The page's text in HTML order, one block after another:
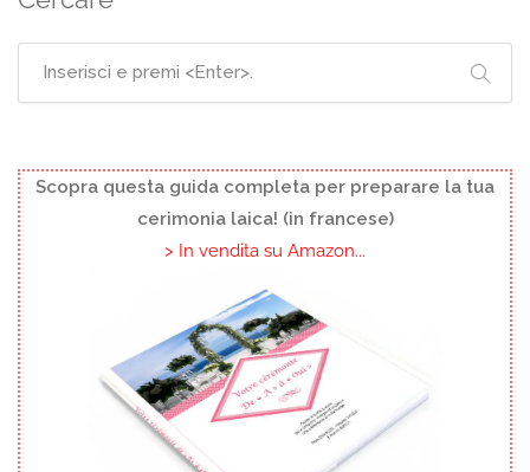
Scopra questa guida completa per preparare la tua
cerimonia laica! (in francese)
> In vendita su Amazon...